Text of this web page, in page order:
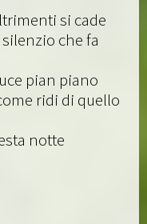
si cade
che fa
pian piano
ridi di quello
notte